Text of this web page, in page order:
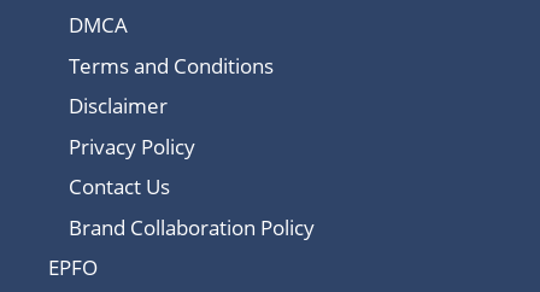
DMCA
Terms and Conditions
Disclaimer
Privacy Policy
Contact Us
Brand Collaboration Policy
EPFO